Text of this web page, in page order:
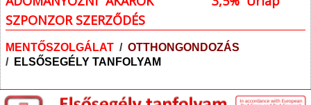
SZPONZOR SZERZŐDÉS
MENTŐSZOLGÁLAT / OTTHONGONDOZÁS
/ ELSŐSEGÉLY TANFOLYAM